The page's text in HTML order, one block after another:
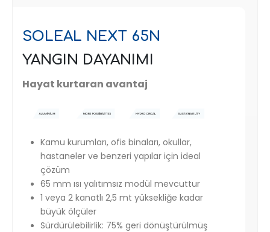
SOLEAL NEXT 65N
YANGIN DAYANIMI
Hayat kurtaran avantaj
Kamu kurumları, ofis binaları, okullar,
hastaneler ve benzeri yapılar için ideal
çözüm
65 mm ısı yalıtımsız modül mevcuttur
1 veya 2 kanatlı 2,5 mt yüksekliğe kadar
büyük ölçüler
Sürdürülebilirlik: 75% geri dönüştürülmüş